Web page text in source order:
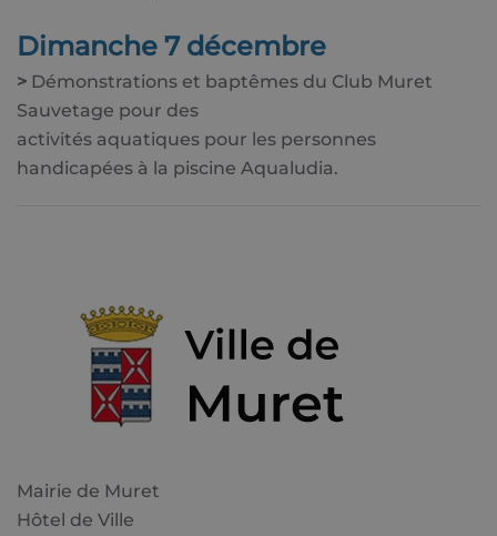
Dimanche 7 décembre
> Démonstrations et baptêmes du Club Muret
Sauvetage pour des
activités aquatiques pour les personnes
handicapées à la piscine Aqualudia.
Mairie de Muret
Hôtel de Ville